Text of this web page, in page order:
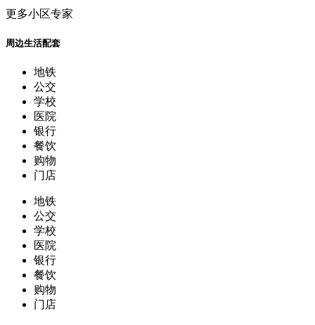
上海春城(莲花南路1288弄)二手房
查看全部>
上海春城南北通透大三房诚心出售
3室2厅·124.01平
电梯房,厨卫朝北,近地铁,中式风格,诚
4室2厅·195.45平
上海春城白玉兰奖户型，闵行实验+莘松
3室2厅·136.31平